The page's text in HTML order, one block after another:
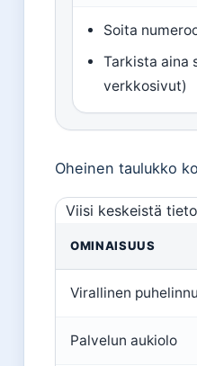
Soita
Tarkista aina
verkkosivut)
Oheinen taulukko
Viisi keskeistä
OMINAISUUS
Virallinen
Palvelun aukiolo